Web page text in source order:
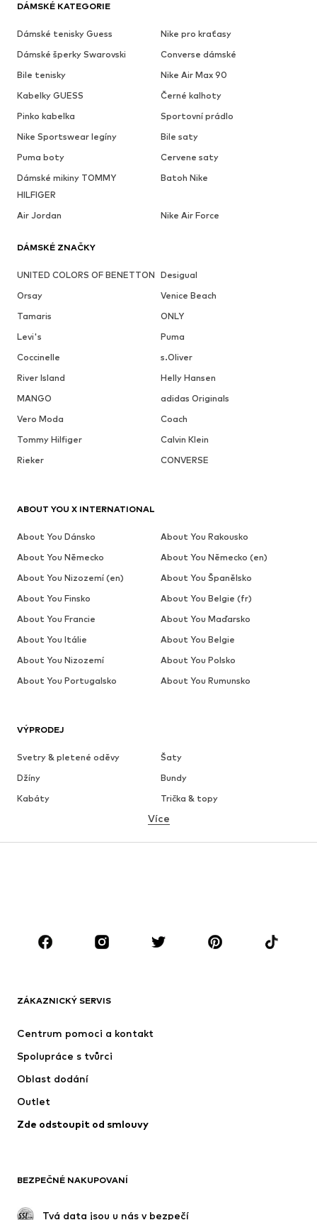
DÁMSKÉ KATEGORIE
Dámské tenisky Guess
Nike pro kraťasy
Dámské šperky Swarovski
Converse dámské
Bile tenisky
Nike Air Max 90
Kabelky GUESS
Černé kalhoty
Pinko kabelka
Sportovní prádlo
Nike Sportswear legíny
Bile saty
Puma boty
Cervene saty
Dámské mikiny TOMMY
HILFIGER
Batoh Nike
Air Jordan Nike Air Force
DÁMSKÉ ZNAČKY
UNITED COLORS OF BENETTON Desigual
Orsay
Venice Beach
Tamaris
ONLY
Levi's
Puma
Coccinelle
s.Oliver
River Island
Helly Hansen
MANGO
adidas Originals
Vero Moda
Coach
Tommy Hilfiger
Calvin Klein
Rieker
CONVERSE
VÝPRODEJ
Svetry & pletené oděvy
Šaty
Džíny
Bundy
Kabáty
Trička & topy
Spodní prádlo
Sukně
Halenky & tuniky
Doplňky
Premium
Nové
Bundy
Spodní prádlo
Kabáty
Plavky
Upcyklace
Více
ZÁKAZNICKÝ SERVIS
Centrum pomoci a kontakt
Spolupráce s tvůrci
Oblast dodání
Outlet
Zde odstoupit od smlouvy
BEZPEČNÉ NAKUPOVANÍ
Tvá data jsou u nás v bezpečí
ABOUT YOU X INTERNATIONAL
About You Dánsko
About You Rakousko
About You Německo
About You Německo (en)
About You Nizozemí (en)
About You Španělsko
About You Finsko
About You Belgie (fr)
About You Francie
About You Maďarsko
About You Itálie
About You Belgie
About You Nizozemí
About You Polsko
About You Portugalsko
About You Rumunsko